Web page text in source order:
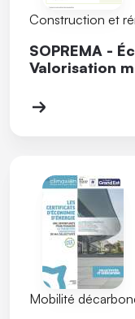
Construction et
SOPREMA -
Valorisation
Mobilité